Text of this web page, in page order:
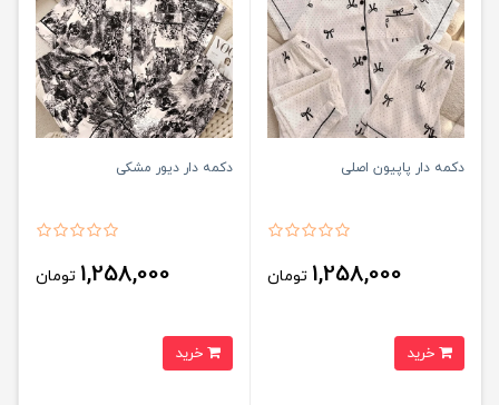
دکمه دار پاپیون اصلی
1,258,000 تومان
دکمه دار دیور مشکی
1,258,000 تومان